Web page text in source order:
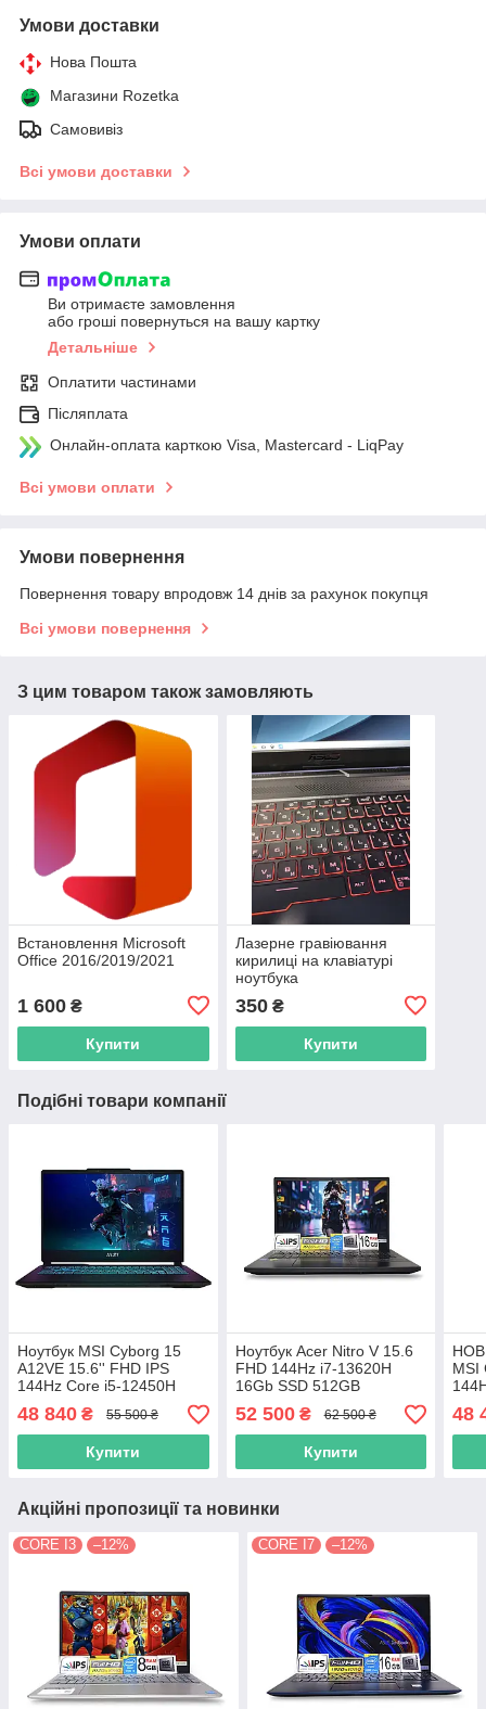
Умови доставки
Нова Пошта
Магазини Rozetka
Самовивіз
Всі умови доставки
Умови оплати
Ви отримаєте замовлення
або гроші повернуться на вашу картку
Детальніше
Оплатити частинами
Післяплата
Онлайн-оплата карткою Visa, Mastercard - LiqPay
Всі умови оплати
Умови повернення
Повернення товару впродовж 14 днів за рахунок покупця
Всі умови повернення
З цим товаром також замовляють
Встановлення Microsoft
Office 2016/2019/2021
1 600 ₴
Купити
Лазерне гравіювання
кирилиці на клавіатурі
ноутбука
350₴
Купити
Подібні товари компанії
Ноутбук MSI Cyborg 15
A12VE 15.6'' FHD IPS
144Hz Core i5-12450H
8GB SSD 512GB Nvidia
GeForce RTX 4050 6GB
48 840 ₴ 55 500 ₴
Купити
Ноутбук Acer Nitro V 15.6
FHD 144Hz i7-13620H
16Gb SSD 512GB
RTX4050 6GB 13473
52 500₴ 62 500 ₴
Купити
MSI
48
Акційні пропозиції та новинки
CORE I3 –12% CORE I7 –12%